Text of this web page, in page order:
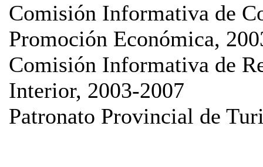
Comisión Informativa de
Promoción Económica,
Comisión Informativa de
Interior, 2003-2007
Patronato Provincial de